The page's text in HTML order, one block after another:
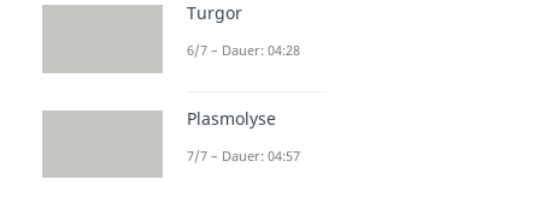
Turgor
6/7 – Dauer: 04:28
Plasmolyse
7/7 – Dauer: 04:57